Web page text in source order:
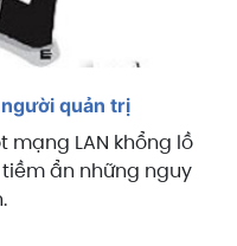
quản trị
mạng LAN khổng lồ
ẩn những nguy